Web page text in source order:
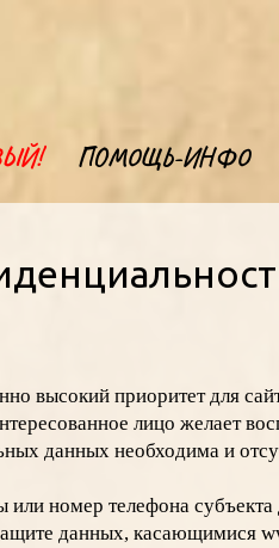
ПОМОЩЬ-ИНФО
высокий приоритет для
лицо желает
данных необходима и
номер телефона субъекта
данных, касающимися